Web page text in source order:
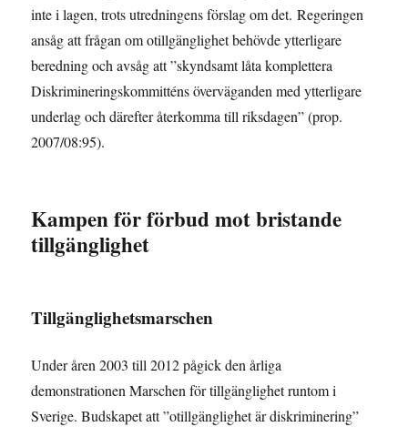
inte i lagen, trots utredningens förslag om det. Regeringen
ansåg att frågan om otillgänglighet behövde ytterligare
beredning och avsåg att ”skyndsamt låta komplettera
Diskrimineringskommitténs överväganden med ytterligare
underlag och därefter återkomma till riksdagen” (prop.
2007/08:95).
Kampen för förbud mot bristande
tillgänglighet
Tillgänglighetsmarschen
Under åren 2003 till 2012 pågick den årliga
demonstrationen Marschen för tillgänglighet runtom i
Sverige. Budskapet att ”otillgänglighet är diskriminering”